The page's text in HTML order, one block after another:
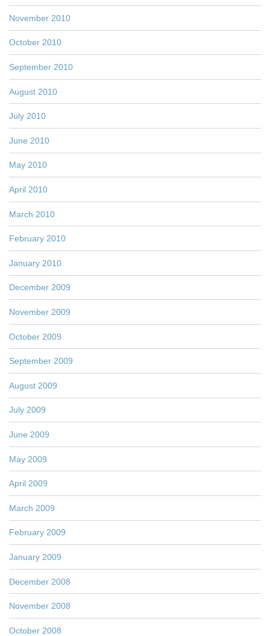
November 2010
October 2010
September 2010
August 2010
July 2010
June 2010
May 2010
April 2010
March 2010
February 2010
January 2010
December 2009
November 2009
October 2009
September 2009
August 2009
July 2009
June 2009
May 2009
April 2009
March 2009
February 2009
January 2009
December 2008
November 2008
October 2008